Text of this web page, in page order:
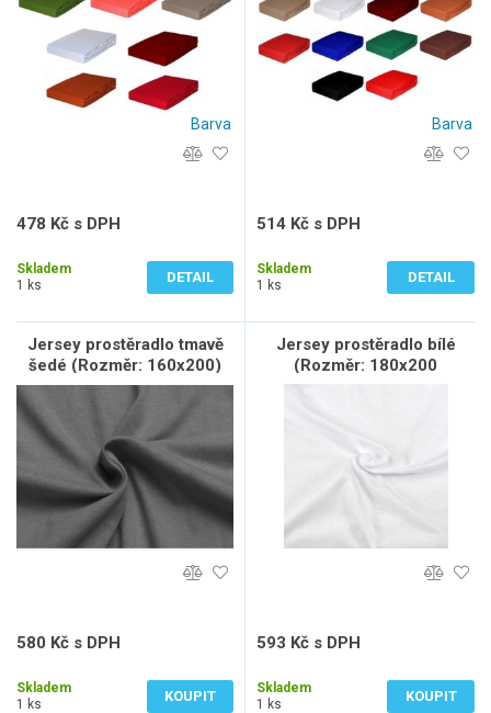
Barva
478 Kč s DPH
Skladem
1 ks
DETAIL
Barva
514 Kč s DPH
Skladem
1 ks
DETAIL
Jersey prostěradlo tmavě
šedé (Rozměr: 160x200)
580 Kč s DPH
Skladem
1 ks
KOUPIT
Jersey prostěradlo bílé
(Rozměr: 180x200
593 Kč s DPH
Skladem
1 ks
KOUPIT